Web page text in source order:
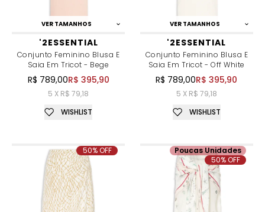
VER TAMANHOS
'2ESSENTIAL
Conjunto Feminino Blusa E
Saia Em Tricot - Bege
R$ 789,00R$ 395,90
5 X R$ 79,18
WISHLIST
VER TAMANHOS
'2ESSENTIAL
Conjunto Feminino Blusa E
Saia Em Tricot - Off White
R$ 789,00R$ 395,90
5 X R$ 79,18
WISHLIST
50% OFF
Poucas Unidades
50% OFF